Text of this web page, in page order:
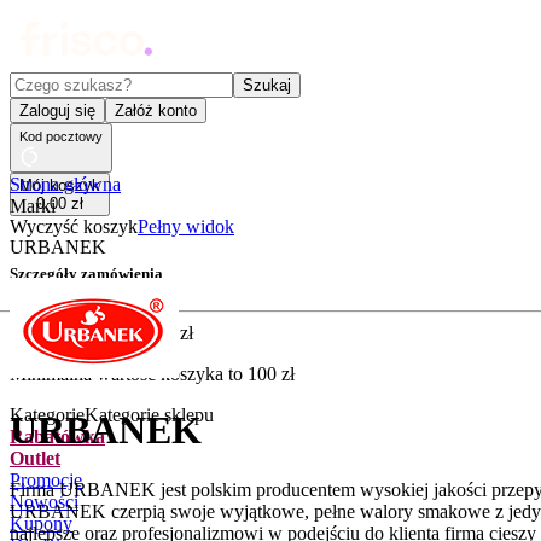
Czego szukasz?
Szukaj
Zaloguj się
Załóż konto
Kod pocztowy
Mój koszyk
0,00 zł
Wyczyść koszykPełny widok
Szczegóły zamówienia
Złóż zamówienie5 ,90
zł
Minimalna wartość koszyka to 100 zł
KategorieKategorie sklepu
Rabatówka
Outlet
Promocje
Nowości
Kupony
Strona główna
Marki
URBANEK
URBANEK
Firma URBANEK jest polskim producentem wysokiej jakości
URBANEK czerpią swoje wyjątkowe, pełne walory smakowe z
najlepsze oraz profesjonalizmowi w podejściu do klienta firma